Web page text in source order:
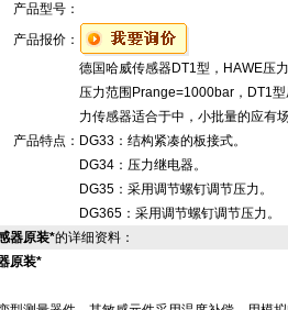
产品型号：
产品报价：
产品特点：
德国哈威传感器DT1型，HAWE压
压力范围Prange=1000bar，DT1
力传感器适合于中，小批量的应有
DG33：结构紧凑的板接式。
DG34：压力继电器。
DG35：采用调节螺钉调节压力。
DG365：采用调节螺钉调节压力。
器原装*的详细资料：
原装*